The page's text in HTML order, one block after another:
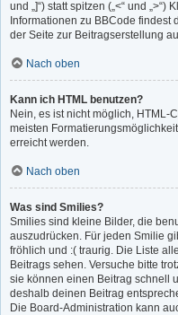
und „]“) statt spitzen („<“ und
Informationen zu BBCode
der Seite zur Beitragserstellung
Nach oben
Kann ich HTML benutzen?
Nein, es ist nicht möglich, HTML-
meisten
erreicht werden.
Nach oben
Was sind Smilies?
Smilies sind kleine Bilder, die
auszudrücken. Für jeden Smilie
fröhlich und :( traurig. Die Liste
Beitrags sehen. Versuche bitte
sie können einen Beitrag schnell
deshalb deinen Beitrag
Die Board-Administration kann